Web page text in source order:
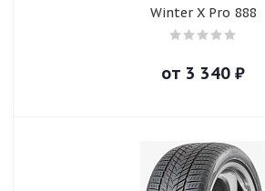
Winter X Pro 888
от 3 340 ₽